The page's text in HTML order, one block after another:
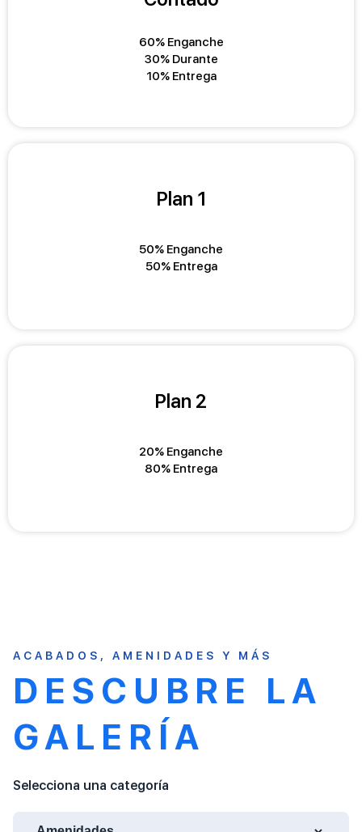
60% Enganche
30% Durante
10% Entrega
Plan 1
50% Enganche
50% Entrega
Plan 2
20% Enganche
80% Entrega
ACABADOS, AMENIDADES Y MÁS
DESCUBRE LA
GALERÍA
Selecciona una categoría